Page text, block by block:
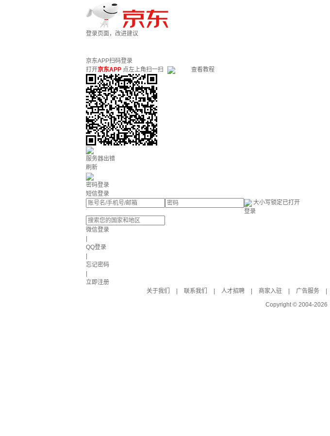
登录页面，改进建议
京东APP扫码登录
打开京东APP 点左上角扫一扫 查看教程
服务器出错
刷新
密码登录
短信登录
大小写锁定已打开
登录
微信登录
QQ登录
忘记密码
立即注册
关于我们
联系我们 人才招聘 商家入驻 广告服务
Copyright © 2004-2026